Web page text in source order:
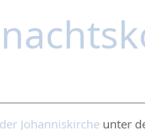
Johanniskirche unter